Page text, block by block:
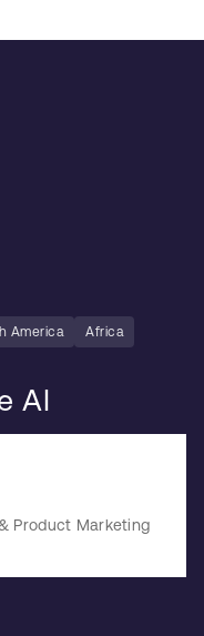
America Africa
AI
Product Marketing